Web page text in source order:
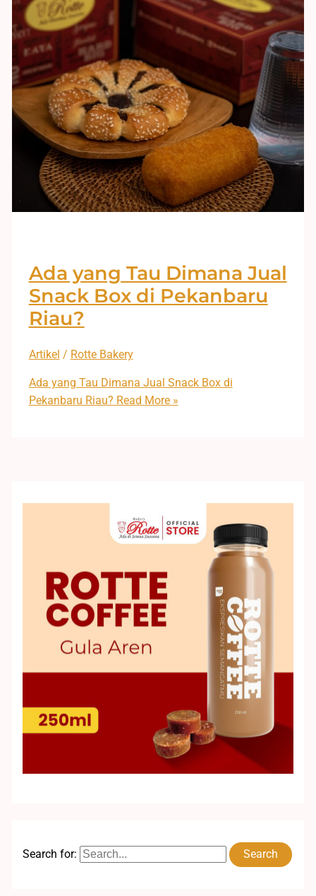
Ada yang Tau Dimana Jual
Snack Box di Pekanbaru
Riau?
Artikel / Rotte Bakery
Ada yang Tau Dimana Jual Snack Box di
Pekanbaru Riau? Read More »
Search for: